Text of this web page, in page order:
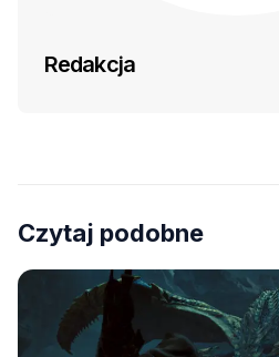
Redakcja
Czytaj podobne